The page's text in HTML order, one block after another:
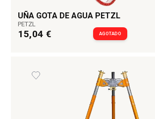
UÑA GOTA DE AGUA PETZL
PETZL
15,04 € AGOTADO